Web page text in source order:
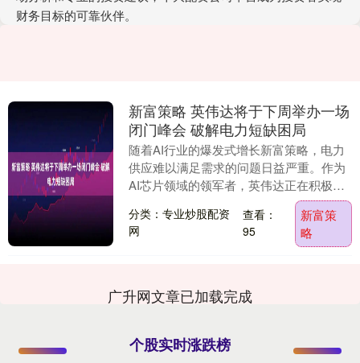
财务目标的可靠伙伴。
新富策略 英伟达将于下周举办一场
闭门峰会 破解电力短缺困局
随着AI行业的爆发式增长新富策略，电力
供应难以满足需求的问题日益严重。作为
AI芯片领域的领军者，英伟达正在积极应
对这一挑战。 据市场消息，英伟达计划下
周举办一场....
分类：专业炒股配资
网
查看：
95
新富策
略
广升网文章已加载完成
个股实时涨跌榜